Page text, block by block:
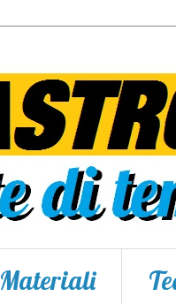
Materiali